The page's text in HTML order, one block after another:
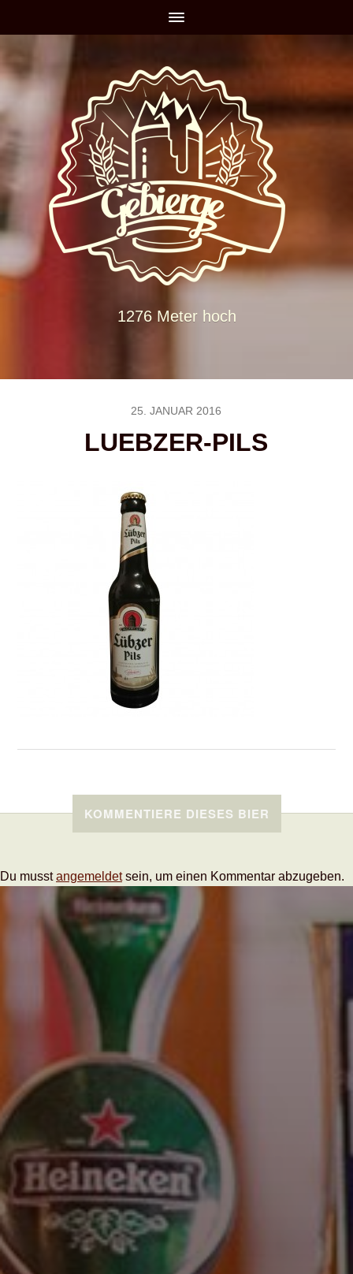
1276 Meter hoch
25. JANUAR 2016
LUEBZER-PILS
KOMMENTIERE DIESES BIER
Du musstangemeldetsein, um einen Kommentar abzugeben.